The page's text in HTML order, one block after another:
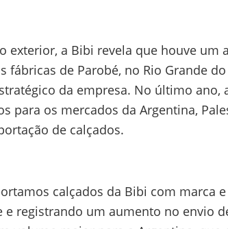
exterior, a Bibi revela que houve
fábricas de Parobé, no Rio Grande
da empresa. No último
para os mercados da Argentina,
de calçados.
calçados da Bibi com
e registrando um aumento no envio